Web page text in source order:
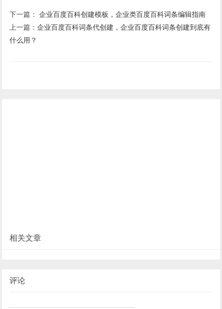
下一篇：
企业百度百科创建模板，企业类百度百科词条编辑指南
上一篇：企业百度百科词条代创建，企业百度百科词条创建到底有
什么用？
相关文章
评论